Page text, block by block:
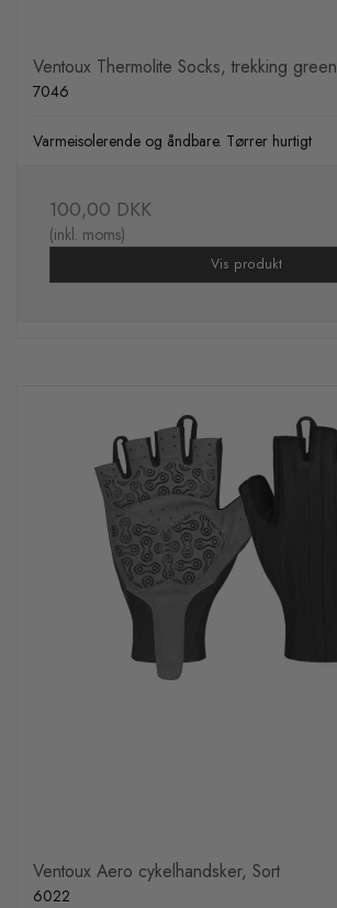
Ventoux Thermolite Socks, trekking green
7046
Varmeisolerende og åndbare. Tørrer hurtigt
100,00 DKK
(inkl. moms)
Vis produkt
Ventoux Aero cykelhandsker, Sort
6022